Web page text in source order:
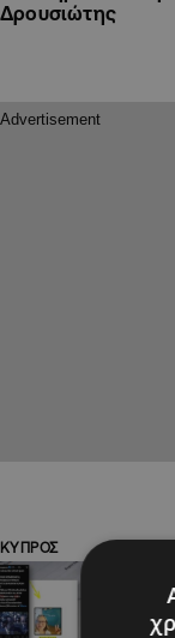
Δρουσιώτης
ΚΥΠΡΟΣ